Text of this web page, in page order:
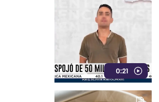
0:21